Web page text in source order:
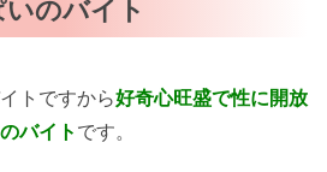
のバイト
トですから好奇心旺盛で性に開放
バイトです。